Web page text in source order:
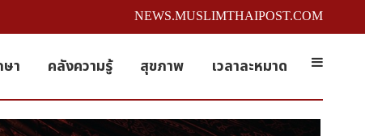
NEWS.MUSLIMTHAIPOST.COM
า คลังความรู้ สุขภาพ เวลาละหมาด